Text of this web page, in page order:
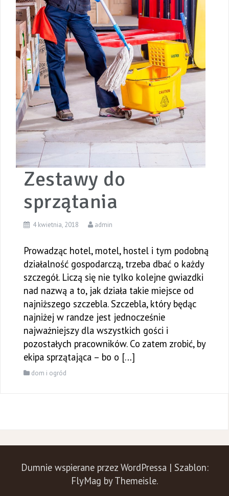
Zestawy do
sprzątania
4 kwietnia, 2018 admin
Prowadząc hotel, motel, hostel i tym podobną
działalność gospodarczą, trzeba dbać o każdy
szczegół. Liczą się nie tylko kolejne gwiazdki
nad nazwą a to, jak działa takie miejsce od
najniższego szczebla. Szczebla, który będąc
najniżej w randze jest jednocześnie
najważniejszy dla wszystkich gości i
pozostałych pracowników. Co zatem zrobić, by
ekipa sprzątająca – bo o […]
dom i ogród
Dumnie wspierane przez WordPressa | Szablon:
FlyMag by Themeisle.